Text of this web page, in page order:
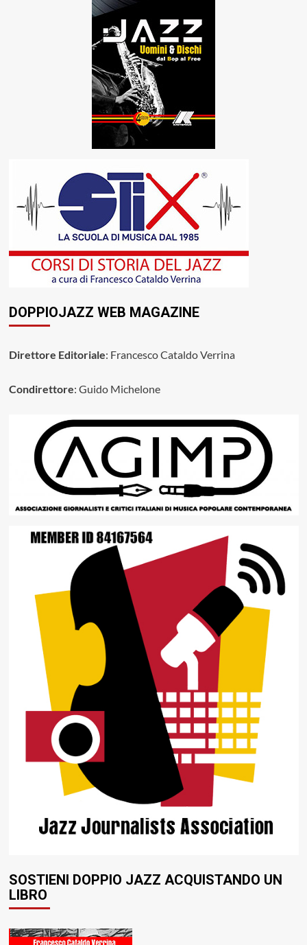
DOPPIOJAZZ WEB MAGAZINE
Direttore Editoriale: Francesco Cataldo Verrina
Condirettore: Guido Michelone
SOSTIENI DOPPIO JAZZ ACQUISTANDO UN
LIBRO